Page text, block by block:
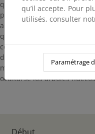
que alcanza una
punta negra y 3-5 anillos.
años. Vista, oído y olfato
que el gato doméstico.
conejos y en menor
doméstico, lo que
manchas densas de
ocultarse los árboles
qu’il accepte. Pour
utilisés, consulter
Paramétrage